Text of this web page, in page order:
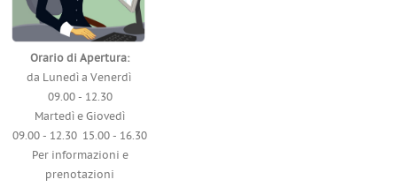
Orario di Apertura:
da Lunedì a Venerdì
09.00 - 12.30
Martedì e Giovedì
09.00 - 12.30 15.00 - 16.30
Per informazioni e
prenotazioni